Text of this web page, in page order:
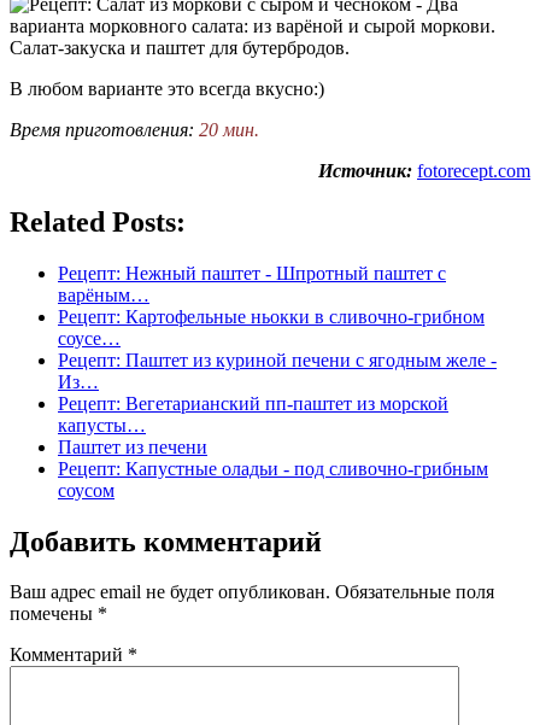
В любом варианте это всегда вкусно:)
Время приготовления: 20 мин.
Источник: fotorecept.com
Related Posts:
Рецепт: Нежный паштет - Шпротный паштет с
варёным…
Рецепт: Картофельные ньокки в сливочно-грибном
соусе…
Рецепт: Паштет из куриной печени с ягодным желе -
Из…
Рецепт: Вегетарианский пп-паштет из морской
капусты…
Паштет из печени
Рецепт: Капустные оладьи - под сливочно-грибным
соусом
Добавить комментарий
Ваш адрес email не будет опубликован. Обязательные поля
помечены *
Комментарий *